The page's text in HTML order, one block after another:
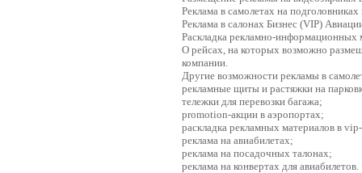
Реклама в самолетах на подголовниках
Реклама в салонах Бизнес (VIP)
Раскладка рекламно-информационных
О рейсах, на которых возможно
компании.
Другие возможности рекламы в
рекламные щиты и растяжки на
тележки для перевозки багажа;
promotion-акции в аэропортах;
раскладка рекламных материалов в
реклама на авиабилетах;
реклама на посадочных талонах;
реклама на конвертах для авиабилетов.